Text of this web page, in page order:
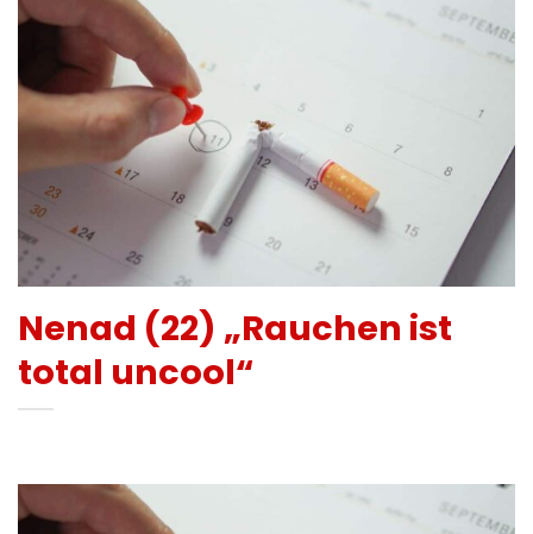
Nenad (22) „Rauchen ist
total uncool“